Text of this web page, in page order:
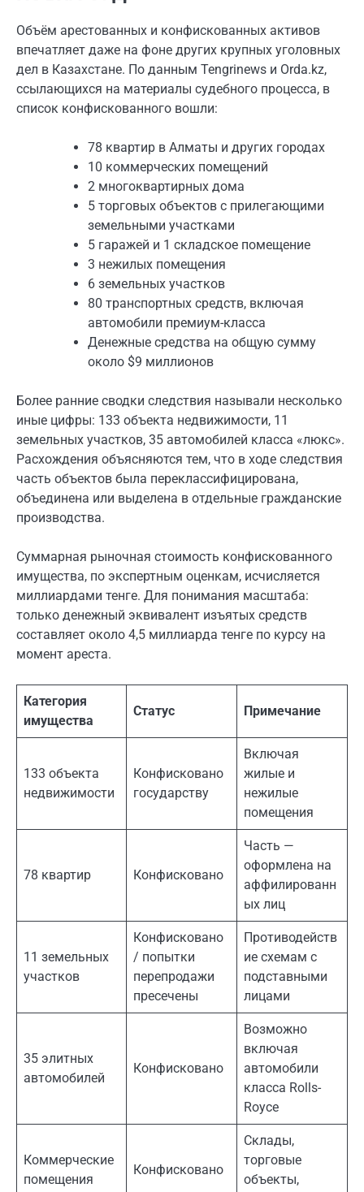
Объём арестованных и конфискованных активов
впечатляет даже на фоне других крупных уголовных
дел в Казахстане. По данным Tengrinews и Orda.kz,
ссылающихся на материалы судебного процесса, в
список конфискованного вошли:
78 квартир в Алматы и других городах
10 коммерческих помещений
2 многоквартирных дома
5 торговых объектов с прилегающими
земельными участками
5 гаражей и 1 складское помещение
3 нежилых помещения
6 земельных участков
80 транспортных средств, включая
автомобили премиум-класса
Денежные средства на общую сумму
около $9 миллионов
Более ранние сводки следствия называли несколько
иные цифры: 133 объекта недвижимости, 11
земельных участков, 35 автомобилей класса «люкс».
Расхождения объясняются тем, что в ходе следствия
часть объектов была переклассифицирована,
объединена или выделена в отдельные гражданские
производства.
Суммарная рыночная стоимость конфискованного
имущества, по экспертным оценкам, исчисляется
миллиардами тенге. Для понимания масштаба:
только денежный эквивалент изъятых средств
составляет около 4,5 миллиарда тенге по курсу на
момент ареста.
Категория
имущества
Статус Примечание
133 объекта
недвижимости
Конфисковано
государству
Включая
жилые и
нежилые
помещения
78 квартир Конфисковано
Часть —
оформлена на
аффилированн
ых лиц
11 земельных
участков
Конфисковано
/ попытки
перепродажи
пресечены
Противодейств
ие схемам с
подставными
лицами
35 элитных
автомобилей
Конфисковано
Возможно
включая
автомобили
класса Rolls-
Royce
Коммерческие
помещения
Конфисковано
Склады,
торговые
объекты,